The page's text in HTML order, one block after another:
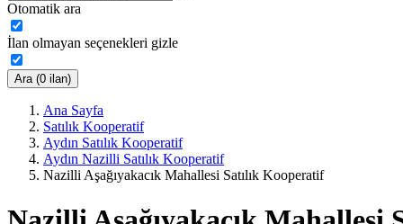
Otomatik ara
İlan olmayan seçenekleri gizle
Ara (0 ilan)
Ana Sayfa
Satılık Kooperatif
Aydın Satılık Kooperatif
Aydın Nazilli Satılık Kooperatif
Nazilli Aşağıyakacık Mahallesi Satılık Kooperatif